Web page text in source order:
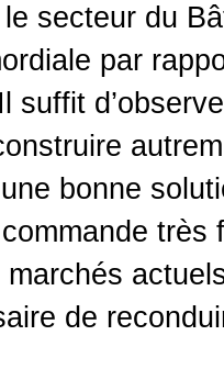
secteur du
par
suffit
bonne
très
marchés
de